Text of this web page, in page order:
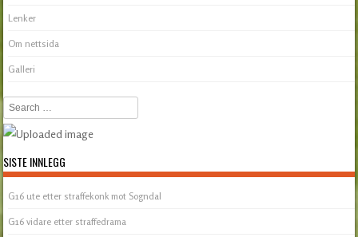
Lenker
Om nettsida
Galleri
Search
SISTE INNLEGG
G16 ute etter straffekonk mot Sogndal
G16 vidare etter straffedrama